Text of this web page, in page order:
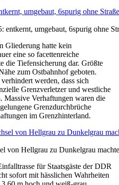
entkernt, umgebaut, 6spurig ohne
Gliederung hatte kein
eine so facettenreiche
die Tiefensicherung dar. Größte
zum Ostbahnhof geboten.
werden, dass sich
Grenzverletzer und westliche
Massive Verhaftungen waren die
Grenzdurchbrüche
im Grenzhinterland.
von Hellgrau zu Dunkelgrau
für Staatsgäste der DDR
sofort mit hässlichen Wahrheiten